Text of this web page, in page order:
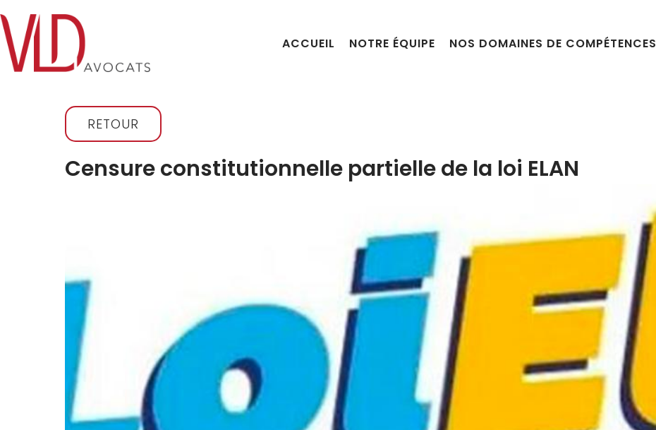
ACCUEIL NOTRE ÉQUIPE NOS DOMAINES DE COMPÉTENCES
RETOUR
Censure constitutionnelle partielle de la loi ELAN